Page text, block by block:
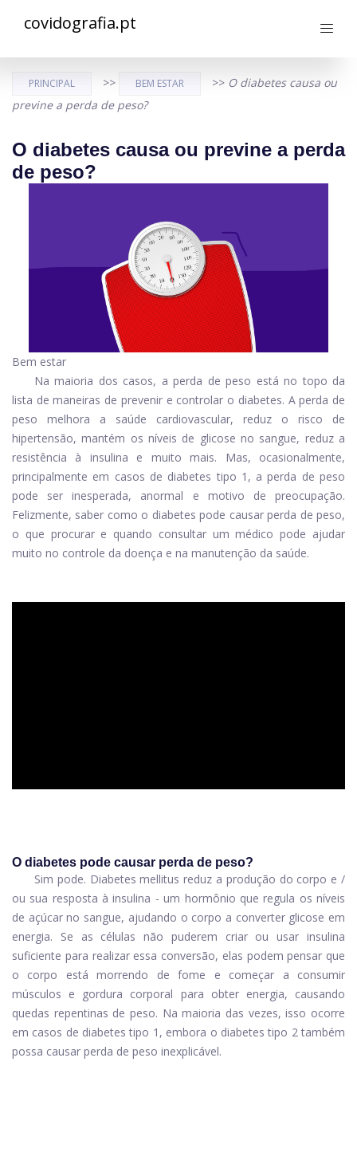
covidografia.pt
PRINCIPAL >> BEM ESTAR >> O diabetes causa ou
previne a perda de peso?
O diabetes causa ou previne a perda
de peso?
Bem estar
Na maioria dos casos, a perda de peso está no topo da
lista de maneiras de prevenir e controlar o diabetes. A perda de
peso melhora a saúde cardiovascular, reduz o risco de
hipertensão, mantém os níveis de glicose no sangue, reduz a
resistência à insulina e muito mais. Mas, ocasionalmente,
principalmente em casos de diabetes tipo 1, a perda de peso
pode ser inesperada, anormal e motivo de preocupação.
Felizmente, saber como o diabetes pode causar perda de peso,
o que procurar e quando consultar um médico pode ajudar
muito no controle da doença e na manutenção da saúde.
O diabetes pode causar perda de peso?
Sim pode. Diabetes mellitus reduz a produção do corpo e /
ou sua resposta à insulina - um hormônio que regula os níveis
de açúcar no sangue, ajudando o corpo a converter glicose em
energia. Se as células não puderem criar ou usar insulina
suficiente para realizar essa conversão, elas podem pensar que
o corpo está morrendo de fome e começar a consumir
músculos e gordura corporal para obter energia, causando
quedas repentinas de peso. Na maioria das vezes, isso ocorre
em casos de diabetes tipo 1, embora o diabetes tipo 2 também
possa causar perda de peso inexplicável.